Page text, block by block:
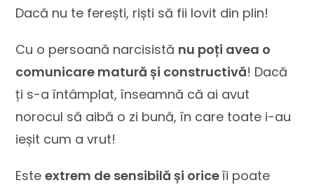
Dacă nu te ferești, riști să fii lovit din plin!
Cu o persoană narcisistă nu poți avea o
comunicare matură și constructivă! Dacă
ți s-a întâmplat, înseamnă că ai avut
norocul să aibă o zi bună, în care toate i-au
ieșit cum a vrut!
Esteextrem de sensibilă și oriceîi poate